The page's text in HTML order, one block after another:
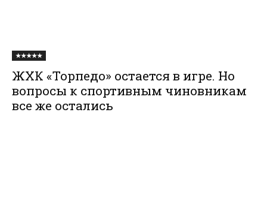
★★★★★
ЖХК «Торпедо» остается в игре. Но
вопросы к спортивным чиновникам
все же остались